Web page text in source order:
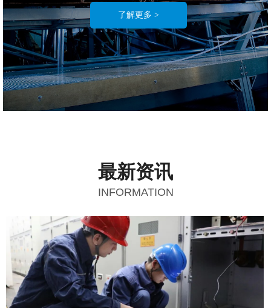
了解更多 >
最新资讯
INFORMATION